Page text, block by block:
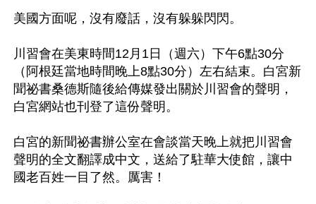
美國方面呢，沒有廢話，沒有躲躲閃閃。
川習會在美東時間12月1日（週六）下午6點30分
（阿根廷當地時間晚上8點30分）左右結束。白宮新
聞祕書桑德斯隨後給傳媒發出關於川習會的聲明，
白宮網站也刊登了這份聲明。
白宮的新聞祕書辦公室在會談當天晚上就把川習會
聲明的全文翻譯成中文，送給了駐華大使館，讓中
國老百姓一目了然。厲害！